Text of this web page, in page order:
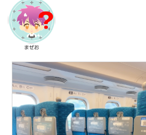
まぜお